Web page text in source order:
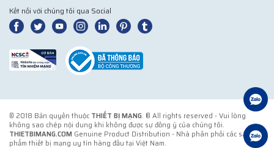
Kết nối với chúng tôi qua Social
© 2018 Bản quyền thuộc THIẾT BỊ MẠNG. ® All rights reserved - Vui lòng
không sao chép nội dung khi không được sự đồng ý của chúng tôi.
THIETBIMANG.COM Genuine Product Distribution - Nhà phân phối các sản
phẩm thiết bị mạng uy tín hàng đầu tại Việt Nam.